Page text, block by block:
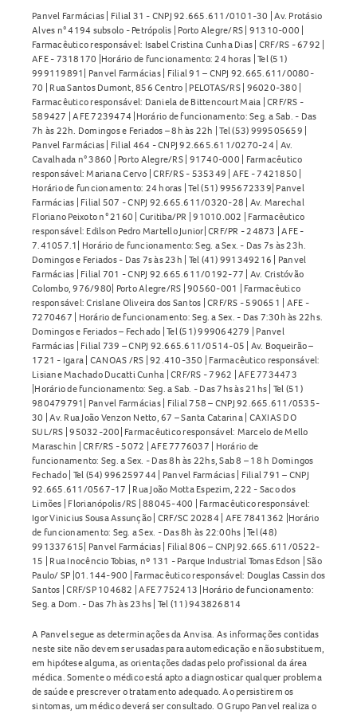
Panvel Farmácias | Filial 31 - CNPJ 92.665.611/0101-30 | Av. Protásio
Alves n° 4194 subsolo - Petrópolis | Porto Alegre/RS | 91310-000 |
Farmacêutico responsável: Isabel Cristina Cunha Dias | CRF/RS - 6792 |
AFE - 7318170 |Horário de funcionamento: 24 horas | Tel (51)
999119891| Panvel Farmácias | Filial 91 – CNPJ 92.665.611/0080-
70 | Rua Santos Dumont, 856 Centro | PELOTAS/RS | 96020-380 |
Farmacêutico responsável: Daniela de Bittencourt Maia | CRF/RS -
589427 | AFE 7239474 |Horário de funcionamento: Seg. a Sab. - Das
7h às 22h. Domingos e Feriados – 8h às 22h | Tel (53) 999505659 |
Panvel Farmácias | Filial 464 - CNPJ 92.665.611/0270-24 | Av.
Cavalhada n° 3860 | Porto Alegre/RS | 91740-000 | Farmacêutico
responsável: Mariana Cervo | CRF/RS - 535349 | AFE - 7421850 |
Horário de funcionamento: 24 horas | Tel (51) 995672339| Panvel
Farmácias | Filial 507 - CNPJ 92.665.611/0320-28 | Av. Marechal
Floriano Peixoto n° 2160 | Curitiba/PR | 91010.002 | Farmacêutico
responsável: Edilson Pedro Martello Junior| CRF/PR - 24873 | AFE -
7.41057.1| Horário de funcionamento: Seg. a Sex. - Das 7s às 23h.
Domingos e Feriados - Das 7s às 23h | Tel (41) 991349216 | Panvel
Farmácias | Filial 701 - CNPJ 92.665.611/0192-77 | Av. Cristóvão
Colombo, 976/980| Porto Alegre/RS | 90560-001 | Farmacêutico
responsável: Crislane Oliveira dos Santos | CRF/RS - 590651 | AFE -
7270467 | Horário de funcionamento: Seg. a Sex. - Das 7:30h às 22hs.
Domingos e Feriados – Fechado | Tel (51) 999064279 | Panvel
Farmácias | Filial 739 – CNPJ 92.665.611/0514-05 | Av. Boqueirão –
1721 - Igara | CANOAS /RS | 92.410-350 | Farmacêutico responsável:
Lisiane Machado Ducatti Cunha | CRF/RS - 7962 | AFE 7734473
|Horário de funcionamento: Seg. a Sab. - Das 7hs às 21hs | Tel (51)
980479791| Panvel Farmácias | Filial 758 – CNPJ 92.665.611/0535-
30 | Av. Rua João Venzon Netto, 67 – Santa Catarina | CAXIAS DO
SUL/RS | 95032-200| Farmacêutico responsável: Marcelo de Mello
Maraschin | CRF/RS - 5072 | AFE 7776037 | Horário de
funcionamento: Seg. a Sex. - Das 8h às 22hs, Sab 8 – 18 h Domingos
Fechado | Tel (54) 996259744 | Panvel Farmácias | Filial 791 – CNPJ
92.665.611/0567-17 | Rua João Motta Espezim, 222 - Saco dos
Limões | Florianópolis/RS | 88045-400 | Farmacêutico responsável:
Igor Vinicius Sousa Assunção | CRF/SC 20284 | AFE 7841362 |Horário
de funcionamento: Seg. a Sex. - Das 8h às 22:00hs | Tel (48)
991337615| Panvel Farmácias | Filial 806 – CNPJ 92.665.611/0522-
15 | Rua Inocêncio Tobias, nº 131 - Parque Industrial Tomas Edson | São
Paulo/ SP |01.144-900 | Farmacêutico responsável: Douglas Cassin dos
Santos | CRF/SP 104682 | AFE 7752413 |Horário de funcionamento:
Seg. a Dom. - Das 7h às 23hs | Tel (11) 943826814
A Panvel segue as determinações da Anvisa. As informações contidas
neste site não devem ser usadas para automedicação e não substituem,
em hipótese alguma, as orientações dadas pelo profissional da área
médica. Somente o médico está apto a diagnosticar qualquer problema
de saúde e prescrever o tratamento adequado. Ao persistirem os
sintomas, um médico deverá ser consultado. O Grupo Panvel realiza o